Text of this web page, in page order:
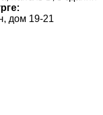
дом 19-21